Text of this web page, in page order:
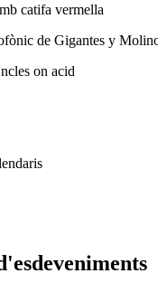
catifa vermella
de Gigantes y
on acid